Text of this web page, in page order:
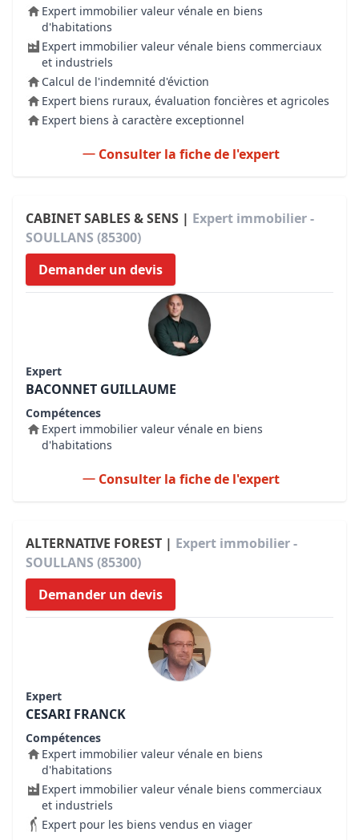
Expert immobilier valeur vénale en biens
d'habitations
Expert immobilier valeur vénale biens commerciaux
et industriels
Calcul de l'indemnité d'éviction
Expert biens ruraux, évaluation foncières et agricoles
Expert biens à caractère exceptionnel
Consulter la fiche de l'expert
CABINET SABLES & SENS | Expert immobilier -
SOULLANS (85300)
Demander un devis
Expert
BACONNET GUILLAUME
Compétences
Expert immobilier valeur vénale en biens
d'habitations
Consulter la fiche de l'expert
ALTERNATIVE FOREST | Expert immobilier -
SOULLANS (85300)
Demander un devis
Expert
CESARI FRANCK
Compétences
Expert immobilier valeur vénale en biens
d'habitations
Expert immobilier valeur vénale biens commerciaux
et industriels
Expert pour les biens vendus en viager